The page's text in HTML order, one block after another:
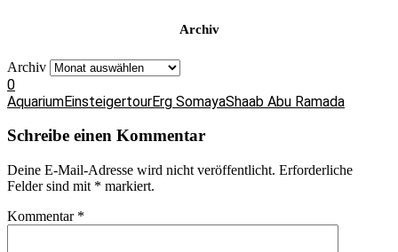
Archiv
Archiv
0
AquariumEinsteigertourErg SomayaShaab Abu Ramada
Schreibe einen Kommentar
Deine E-Mail-Adresse wird nicht veröffentlicht. Erforderliche
Felder sind mit * markiert.
Kommentar *